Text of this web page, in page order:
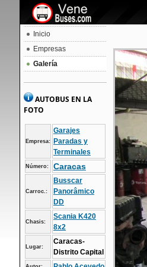
Inicio
Empresas
Galería
AUTOBUS EN LA
FOTO
Empresa:
Garajes
Paradas y
Terminales
Número: Caracas
Carroc.:
Busscar
Panorâmico
DD
Chasis:
Scania K420
8x2
Lugar:
Caracas-
Distrito Capital